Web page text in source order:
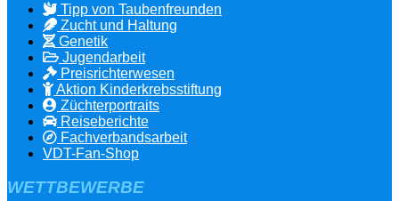
Tipp von Taubenfreunden
Zucht und Haltung
Genetik
Jugendarbeit
Preisrichterwesen
Aktion Kinderkrebsstiftung
Züchterportraits
Reiseberichte
Fachverbandsarbeit
VDT-Fan-Shop
WETTBEWERBE